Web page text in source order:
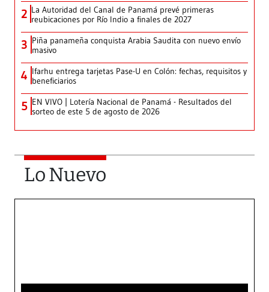
2 La Autoridad del Canal de Panamá prevé primeras
reubicaciones por Río Indio a finales de 2027
3 Piña panameña conquista Arabia Saudita con nuevo envío
masivo
4 Ifarhu entrega tarjetas Pase-U en Colón: fechas, requisitos y
beneficiarios
5 EN VIVO | Lotería Nacional de Panamá - Resultados del
sorteo de este 5 de agosto de 2026
Lo Nuevo